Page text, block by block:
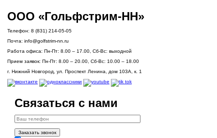
ООО «Гольфстрим-НН»
Телефон: 8 (831) 214-05-05
Почта: info@golfstrim-nn.ru
Работа офиса: Пн-Пт: 8.00 – 17.00, Сб-Вс: выходной
Прием заявок: Пн-Пт: 8.00 – 20.00, Сб-Вс: 10.00 – 18.00
г. Нижний Новгород, ул. Проспект Ленина, дом 103А, к. 1
Связаться с нами
Заказать звонок